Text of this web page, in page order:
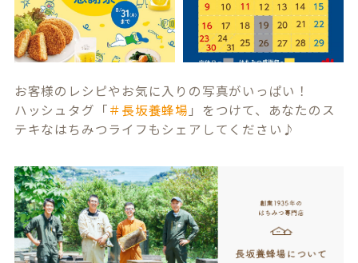
お客様のレシピやお気に入りの写真がいっぱい！
ハッシュタグ「＃長坂養蜂場 」をつけて、あなたのス
テキなはちみつライフもシェアしてください♪